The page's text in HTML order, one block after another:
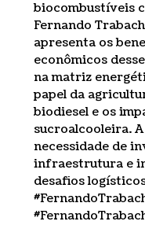
biocombustíveis
Fernando
apresenta os
econômicos
na matriz
papel da
biodiesel e os
sucroalcooleira.
necessidade de
infraestrutura e
desafios